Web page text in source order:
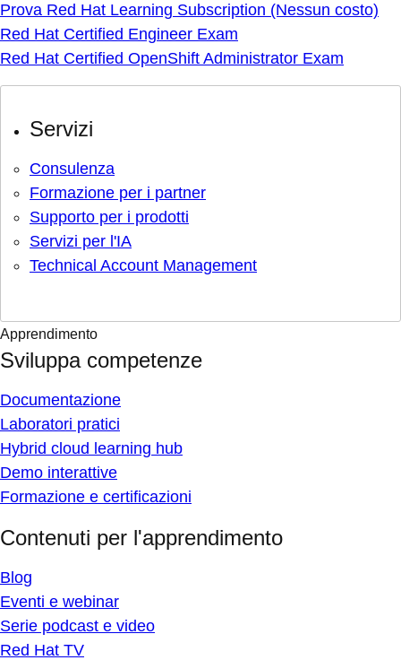
Prova Red Hat Learning Subscription (Nessun costo)
Red Hat Certified Engineer Exam
Red Hat Certified OpenShift Administrator Exam
Servizi
Consulenza
Formazione per i partner
Supporto per i prodotti
Servizi per l'IA
Technical Account Management
Apprendimento
Sviluppa competenze
Documentazione
Laboratori pratici
Hybrid cloud learning hub
Demo interattive
Formazione e certificazioni
Contenuti per l'apprendimento
Blog
Eventi e webinar
Serie podcast e video
Red Hat TV